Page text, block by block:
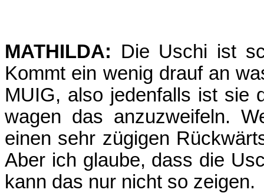
MATHILDA: Die Uschi ist
Kommt ein wenig drauf an
MUIG, also jedenfalls ist sie
wagen das anzuzweifeln.
einen sehr zügigen
Aber ich glaube, dass die
kann das nur nicht so zeigen.